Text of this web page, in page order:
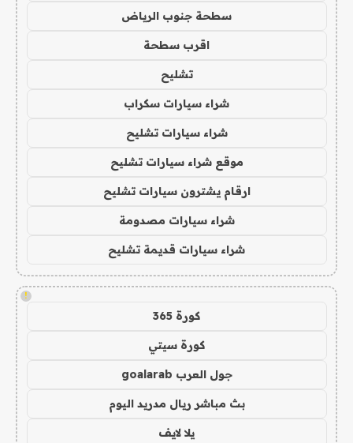
سطحة جنوب الرياض
اقرب سطحة
تشليح
شراء سيارات سكراب
شراء سيارات تشليح
موقع شراء سيارات تشليح
ارقام يشترون سيارات تشليح
شراء سيارات مصدومة
شراء سيارات قديمة تشليح
!
كورة 365
كورة سيتي
جول العرب goalarab
بث مباشر ريال مدريد اليوم
يلا لايف